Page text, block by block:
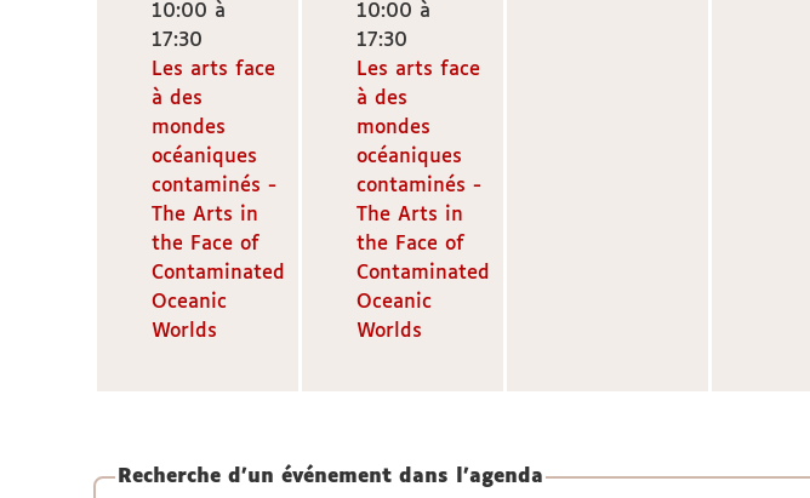
10:00 à
17:30
Les arts face
à des
mondes
océaniques
contaminés -
The Arts in
the Face of
Contaminated
Oceanic
Worlds
10:00 à
17:30
Les arts face
à des
mondes
océaniques
contaminés -
The Arts in
the Face of
Contaminated
Oceanic
Worlds
Recherche d'un événement dans l'agenda